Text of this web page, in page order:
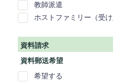
教師派遣
ホストファミリー（受け
資料請求
資料郵送希望
希望する